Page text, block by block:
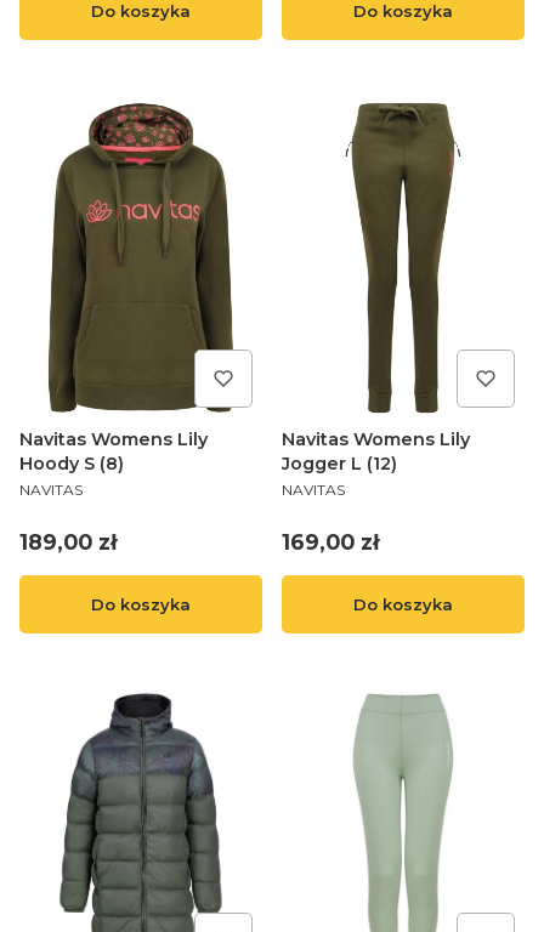
Do koszyka Do koszyka
Navitas Womens Lily
Hoody S (8)
PRODUCENT
NAVITAS
Cena
189,00 zł
Do koszyka
Navitas Womens Lily
Jogger L (12)
PRODUCENT
NAVITAS
Cena
169,00 zł
Do koszyka